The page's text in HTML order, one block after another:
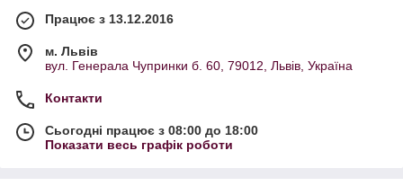
Працює з 13.12.2016
м. Львів
вул. Генерала Чупринки б. 60, 79012, Львів, Україна
Контакти
Сьогодні працює з 08:00 до 18:00
Показати весь графік роботи